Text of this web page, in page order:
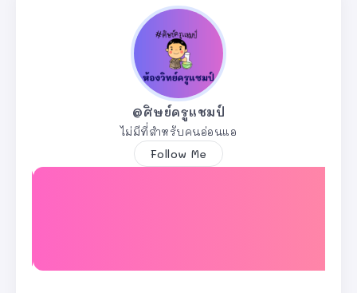
@ศิษย์ครูแชมป์
ไม่มีที่สำหรับคนอ่อนแอ
Follow Me